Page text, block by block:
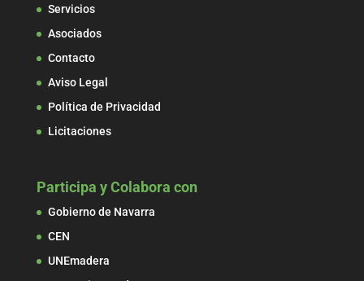
Servicios
Asociados
Contacto
Aviso Legal
Política de Privacidad
Licitaciones
Participa y Colabora con
Gobierno de Navarra
CEN
UNEmadera